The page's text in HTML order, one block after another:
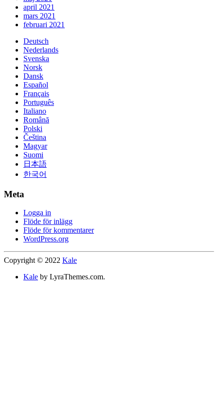
april 2021
mars 2021
februari 2021
Deutsch
Nederlands
Svenska
Norsk
Dansk
Español
Français
Português
Italiano
Română
Polski
Čeština
Magyar
Suomi
日本語
한국어
Meta
Logga in
Flöde för inlägg
Flöde för kommentarer
WordPress.org
Copyright © 2022 Kale
Kale by LyraThemes.com.